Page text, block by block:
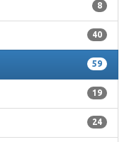
8
40
59
19
24